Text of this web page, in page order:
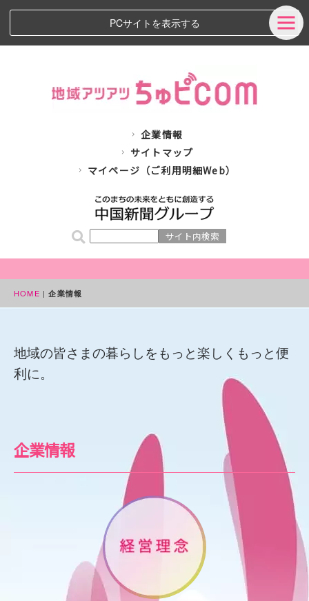
PCサイトを表示する
企業情報
サイトマップ
マイページ（ご利用明細Web）
HOME |企業情報
地域の皆さまの暮らしをもっと楽しくもっと便
利に。
企業情報